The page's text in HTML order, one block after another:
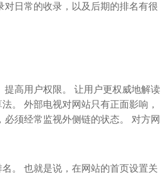
日常的收录，以及后期的排名有很
高用户权限。 让用户更权威地解读
。 外部电视对网站只有正面影响，
须经常监视外侧链的状态。 对方网
。 也就是说，在网站的首页设置关